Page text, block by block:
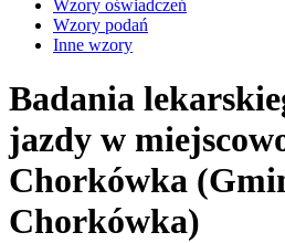
Wzory oświadczeń
Wzory podań
Inne wzory
Badania
jazdy w
Chorkówka
Chorkówka)